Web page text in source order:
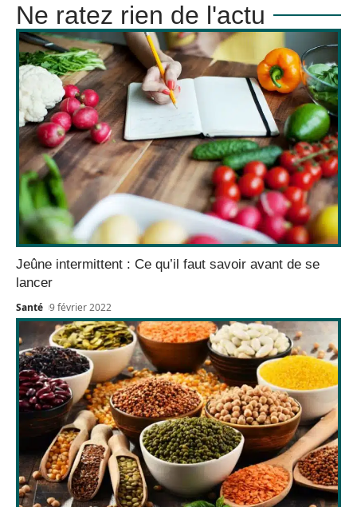
Ne ratez rien de l'actu
Jeûne intermittent : Ce qu’il faut savoir avant de se
lancer
Santé 9 février 2022